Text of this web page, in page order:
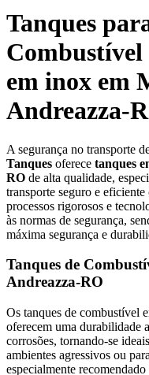
Tanques
Combustível
em inox em
Andreazza-
A segurança no transporte
Tanques oferece tanques
RO de alta qualidade,
transporte seguro e
processos rigorosos e
às normas de segurança,
máxima segurança e
Tanques de
Andreazza-RO
Os tanques de combustível
oferecem uma durabilidade
corrosões, tornando-se
ambientes agressivos ou
especialmente